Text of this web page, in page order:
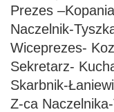
Prezes
Naczelnik-
Wiceprezes-
Sekretarz-
Skarbnik-
Z-ca